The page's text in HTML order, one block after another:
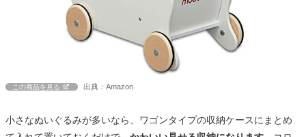
この商品を見る 出典：Amazon
小さなぬいぐるみが多いなら、ワゴンタイプの収納ケースにまとめ